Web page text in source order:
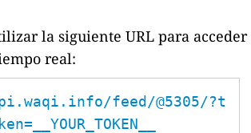
la siguiente URL para acceder
real:
feed/@5305/?t